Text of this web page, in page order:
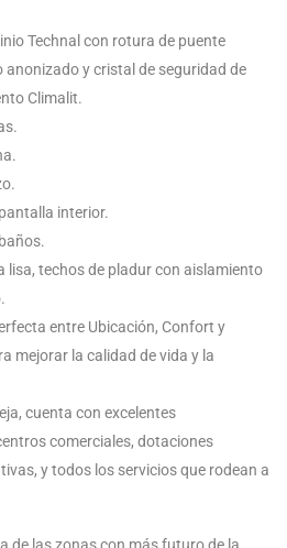
Technal con rotura de puente
anonizado y cristal de seguridad de
Climalit.
interior.
lisa, techos de pladur con aislamiento
entre Ubicación, Confort y
mejorar la calidad de vida y la
cuenta con excelentes
comerciales, dotaciones
y todos los servicios que rodean a